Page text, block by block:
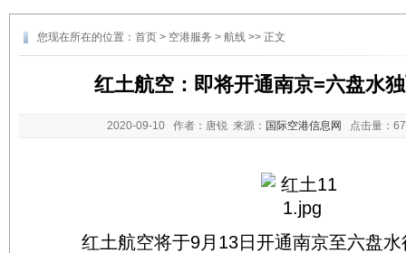
您现在所在的位置： 首页 > 空港服务 > 航线 >> 正文
红土航空：即将开通南京=六盘水
2020-09-10 作者：唐锐 来源： 国际空港信息网 点击量：
红土航空将于9月13日开通南京至六盘水